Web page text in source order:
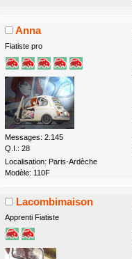
Anna
Fiatiste pro
Messages: 2.145
Q.I.: 28
Localisation: Paris-Ardèche
Modèle: 110F
Lacombimaison
Apprenti Fiatiste